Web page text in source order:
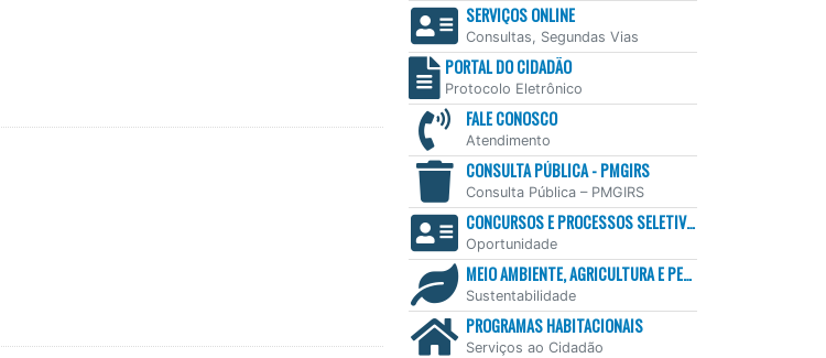
SERVIÇOS ONLINE
Consultas, Segundas Vias
PORTAL DO CIDADÃO
Protocolo Eletrônico
FALE CONOSCO
Atendimento
CONSULTA PÚBLICA - PMGIRS
Consulta Pública – PMGIRS
CONCURSOS E PROCESSOS SELETIVOS
Oportunidade
MEIO AMBIENTE, AGRICULTURA E PESCA
Sustentabilidade
PROGRAMAS HABITACIONAIS
Serviços ao Cidadão